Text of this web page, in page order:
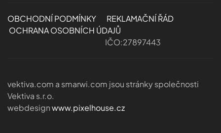
OBCHODNÍ PODMÍNKY
REKLAMAČNÍ ŘÁD
OCHRANA OSOBNÍCH ÚDAJŮ
IČO:27897443
vektiva.com a smarwi.com jsou stránky společnosti
Vektiva s.r.o.
webdesignwww.pixelhouse.cz